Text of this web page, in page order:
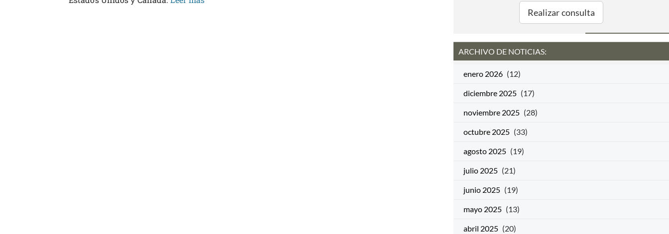
Realizar consulta
ARCHIVO DE NOTICIAS:
enero 2026 (12)
diciembre 2025 (17)
noviembre 2025 (28)
octubre 2025 (33)
agosto 2025 (19)
julio 2025 (21)
junio 2025 (19)
mayo 2025 (13)
abril 2025 (20)